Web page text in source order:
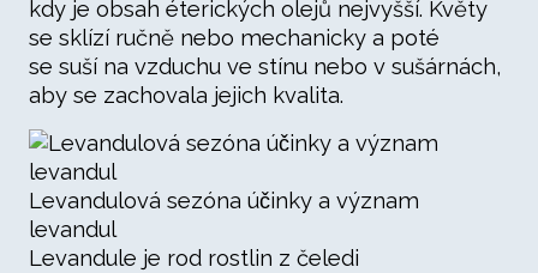
kdy je obsah éterických olejů nejvyšší. Květy
se sklízí ručně nebo mechanicky a poté
se suší na vzduchu ve stínu nebo v sušárnách,
aby se zachovala jejich kvalita.
Levandulová sezóna účinky a význam
levandul
Levandule je rod rostlin z čeledi